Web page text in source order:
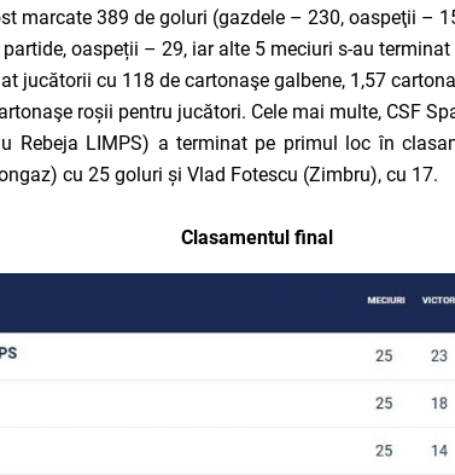
marcate 389 de goluri (gazdele – 230, oaspeţii –
oaspeții – 29, iar alte 5 meciuri s-au terminat
jucătorii cu 118 de cartonaşe galbene, 1,57
roșii pentru jucători. Cele mai multe, CSF
Rebeja LIMPS) a terminat pe primul loc în
cu 25 goluri și Vlad Fotescu (Zimbru), cu 17.
Clasamentul final